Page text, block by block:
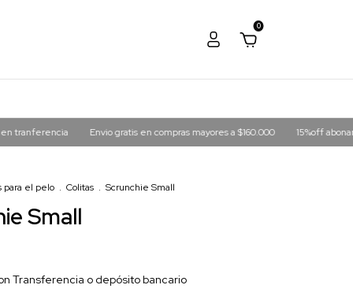
0
Envio gratis en compras mayores a $160.000 15%off abonando en
para el pelo . Colitas . Scrunchie Small
Small
Transferencia o depósito bancario